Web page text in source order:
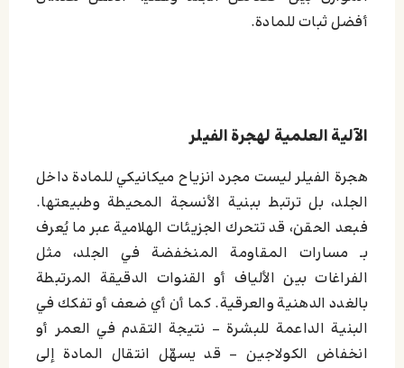
أفضل ثبات للمادة.
الآلية العلمية لهجرة الفيلر
هجرة الفيلر ليست مجرد انزياح ميكانيكي للمادة داخل
الجلد، بل ترتبط ببنية الأنسجة المحيطة وطبيعتها.
فبعد الحقن، قد تتحرك الجزيئات الهلامية عبر ما يُعرف
بـ مسارات المقاومة المنخفضة في الجلد، مثل
الفراغات بين الألياف أو القنوات الدقيقة المرتبطة
بالغدد الدهنية والعرقية. كما أن أي ضعف أو تفكك في
البنية الداعمة للبشرة – نتيجة التقدم في العمر أو
انخفاض الكولاجين – قد يسهّل انتقال المادة إلى